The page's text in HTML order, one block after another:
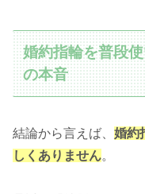
婚約指輪を普段
の本音
結論から言えば、 婚約
しくありません。